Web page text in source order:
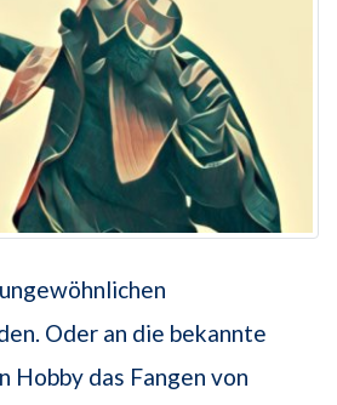
Oder an die bekannte
Hobby das Fangen von